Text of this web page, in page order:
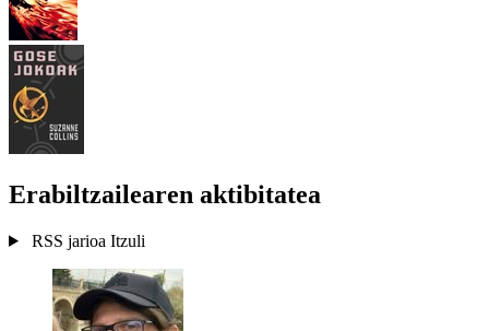
Erabiltzailearen aktibitatea
RSS jarioa Itzuli